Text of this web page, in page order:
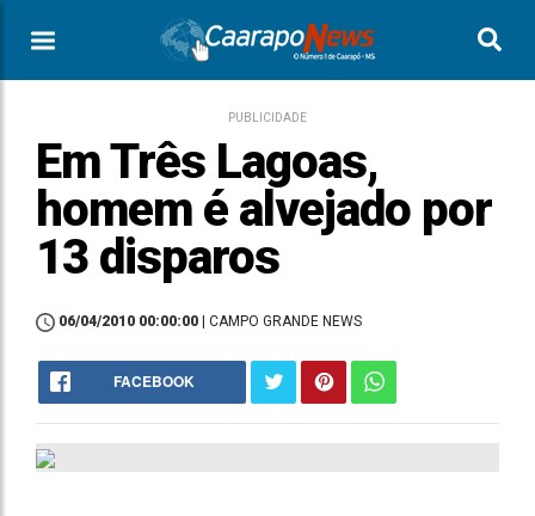
PUBLICIDADE
Em Três Lagoas,
homem é alvejado por
13 disparos
06/04/2010 00:00:00 | CAMPO GRANDE NEWS
FACEBOOK